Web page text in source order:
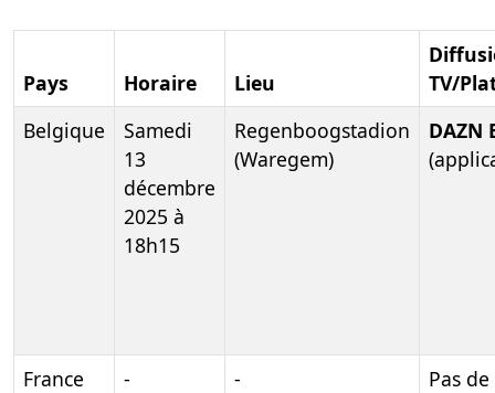
Pays Horaire Lieu
TV/
Belgique
Samedi
13
décembre
2025 à
18h15
Regenboogstadion
(Waregem)
DAZN
France - -
Pas de